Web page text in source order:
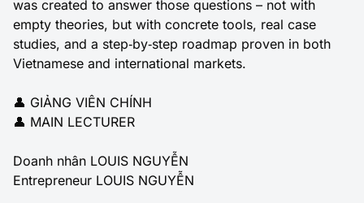
was created to answer those questions – not with
empty theories, but with concrete tools, real case
studies, and a step‑by‑step roadmap proven in both
Vietnamese and international markets.
👤 GIẢNG VIÊN CHÍNH
👤 MAIN LECTURER
Doanh nhân LOUIS NGUYỄN
Entrepreneur LOUIS NGUYỄN